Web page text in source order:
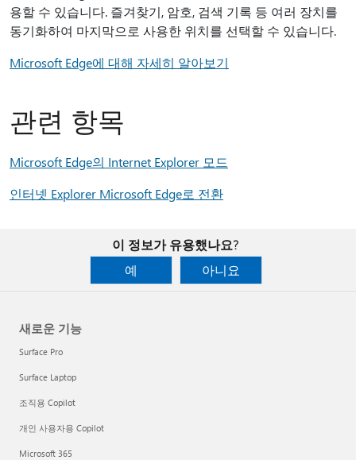
용할 수 있습니다. 즐겨찾기, 암호, 검색 기록 등 여러 장치를
동기화하여 마지막으로 사용한 위치를 선택할 수 있습니다.
Microsoft Edge에 대해 자세히 알아보기
관련 항목
Microsoft Edge의 Internet Explorer 모드
인터넷 Explorer Microsoft Edge로 전환
이 정보가 유용했나요?
예
아니요
새로운 기능
Surface Pro
Surface Laptop
조직용 Copilot
개인 사용자용 Copilot
Microsoft 365